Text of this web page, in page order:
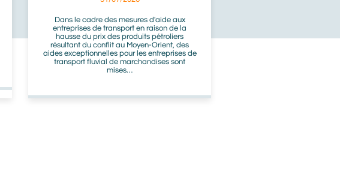
Dans le cadre des mesures d'aide aux
entreprises de transport en raison de la
hausse du prix des produits pétroliers
résultant du conflit au Moyen-Orient, des
aides exceptionnelles pour les entreprises de
transport fluvial de marchandises sont
mises…